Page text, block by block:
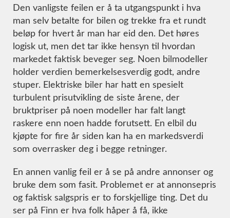
Den vanligste feilen er å ta utgangspunkt i hva
man selv betalte for bilen og trekke fra et rundt
beløp for hvert år man har eid den. Det høres
logisk ut, men det tar ikke hensyn til hvordan
markedet faktisk beveger seg. Noen bilmodeller
holder verdien bemerkelsesverdig godt, andre
stuper. Elektriske biler har hatt en spesielt
turbulent prisutvikling de siste årene, der
bruktpriser på noen modeller har falt langt
raskere enn noen hadde forutsett. En elbil du
kjøpte for fire år siden kan ha en markedsverdi
som overrasker deg i begge retninger.
En annen vanlig feil er å se på andre annonser og
bruke dem som fasit. Problemet er at annonsepris
og faktisk salgspris er to forskjellige ting. Det du
ser på Finn er hva folk håper å få, ikke